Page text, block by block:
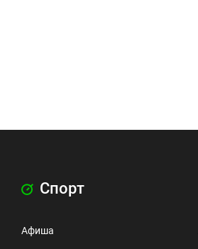
Спорт
Афиша